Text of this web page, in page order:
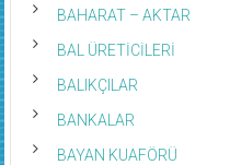
BAHARAT – AKTAR
BAL ÜRETİCİLERİ
BALIKÇILAR
BANKALAR
BAYAN KUAFÖRÜ